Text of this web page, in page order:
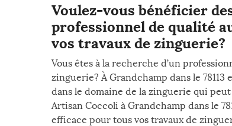
Voulez-vous bénéficier
professionnel de qualité
vos travaux de zinguerie?
Vous êtes à la recherche d’un
zinguerie? À Grandchamp dans le
dans le domaine de la zinguerie qui
Artisan Coccoli à Grandchamp dans le
efficace pour tous vos travaux de